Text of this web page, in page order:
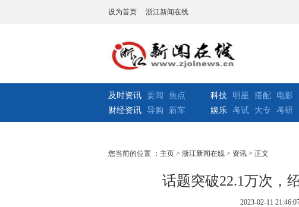
设为首页 浙江新闻在线
及时资讯 要闻
焦点
财经资讯 导购 新车
科技 明星 搭配
电影
娱乐 考试 大专 考研
您当前的位置 ： 主页 > 浙江新闻在线 > 资讯 > 正文
话题突破22.1万次，
2023-02-11